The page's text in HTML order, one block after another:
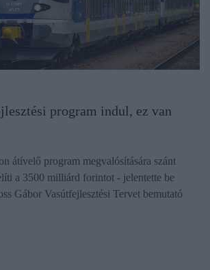
program indul, ez van
átívelő program megvalósítására szánt
a 3500 milliárd forintot - jelentette be
Gábor Vasútfejlesztési Tervet bemutató